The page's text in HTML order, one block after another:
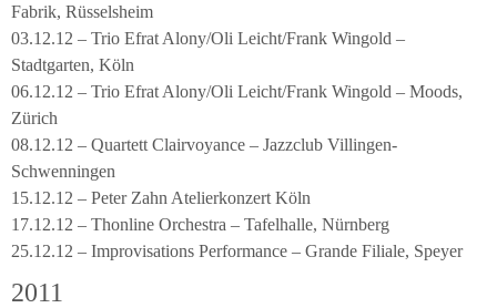
Fabrik, Rüsselsheim
03.12.12 – Trio Efrat Alony/Oli Leicht/Frank Wingold –
Stadtgarten, Köln
06.12.12 – Trio Efrat Alony/Oli Leicht/Frank Wingold – Moods,
Zürich
08.12.12 – Quartett Clairvoyance – Jazzclub Villingen-
Schwenningen
15.12.12 – Peter Zahn Atelierkonzert Köln
17.12.12 – Thonline Orchestra – Tafelhalle, Nürnberg
25.12.12 – Improvisations Performance – Grande Filiale, Speyer
2011